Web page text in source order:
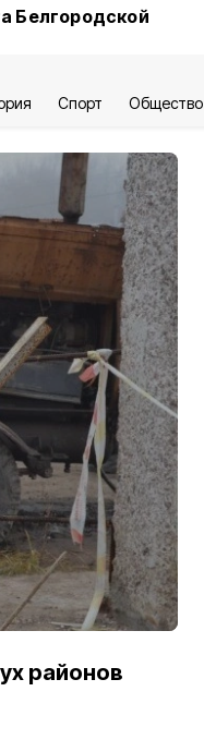
Белгородской
Спорт Общество
районов